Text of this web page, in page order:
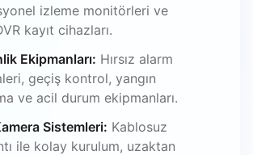
izleme monitörleri ve
kayıt cihazları.
Ekipmanları: Hırsız alarm
geçiş kontrol, yangın
ve acil durum ekipmanları.
Sistemleri: Kablosuz
ile kolay kurulum, uzaktan